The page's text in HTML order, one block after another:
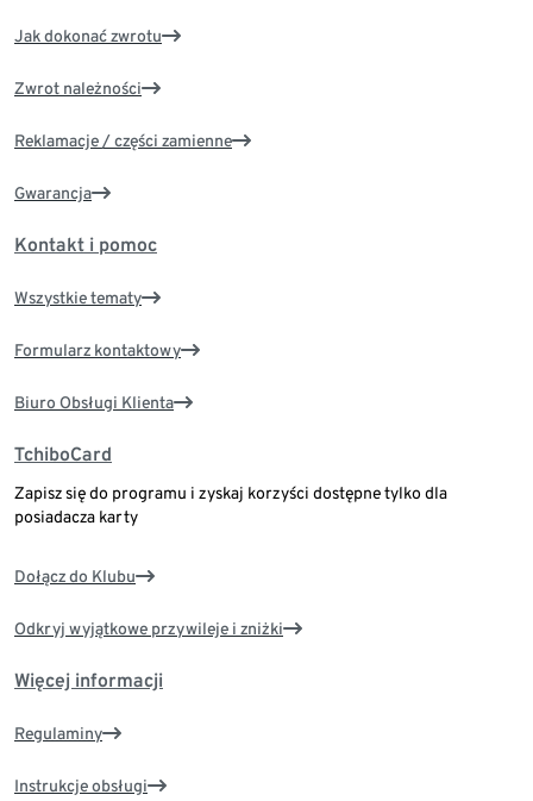
Jak dokonać zwrotu
Zwrot należności
Reklamacje / części zamienne
Gwarancja
Kontakt i pomoc
Wszystkie tematy
Formularz kontaktowy
Biuro Obsługi Klienta
TchiboCard
Zapisz się do programu i zyskaj korzyści dostępne tylko dla
posiadacza karty
Dołącz do Klubu
Odkryj wyjątkowe przywileje i zniżki
Więcej informacji
Regulaminy
Instrukcje obsługi